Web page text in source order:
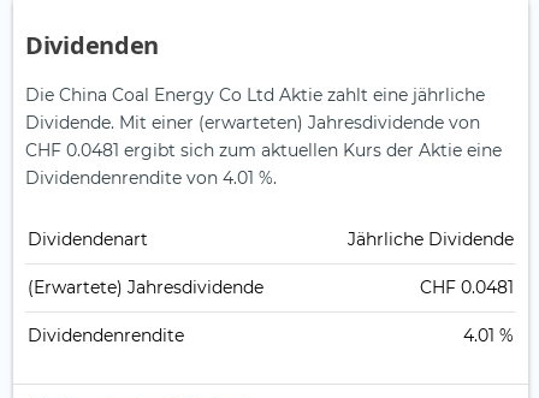
Dividenden
Die China Coal Energy Co Ltd Aktie zahlt eine jährliche
Dividende. Mit einer (erwarteten) Jahresdividende von
CHF 0.0481 ergibt sich zum aktuellen Kurs der Aktie eine
Dividendenrendite von 4.01 %.
Dividendenart Jährliche Dividende
(Erwartete) Jahresdividende CHF 0.0481
Dividendenrendite 4.01 %